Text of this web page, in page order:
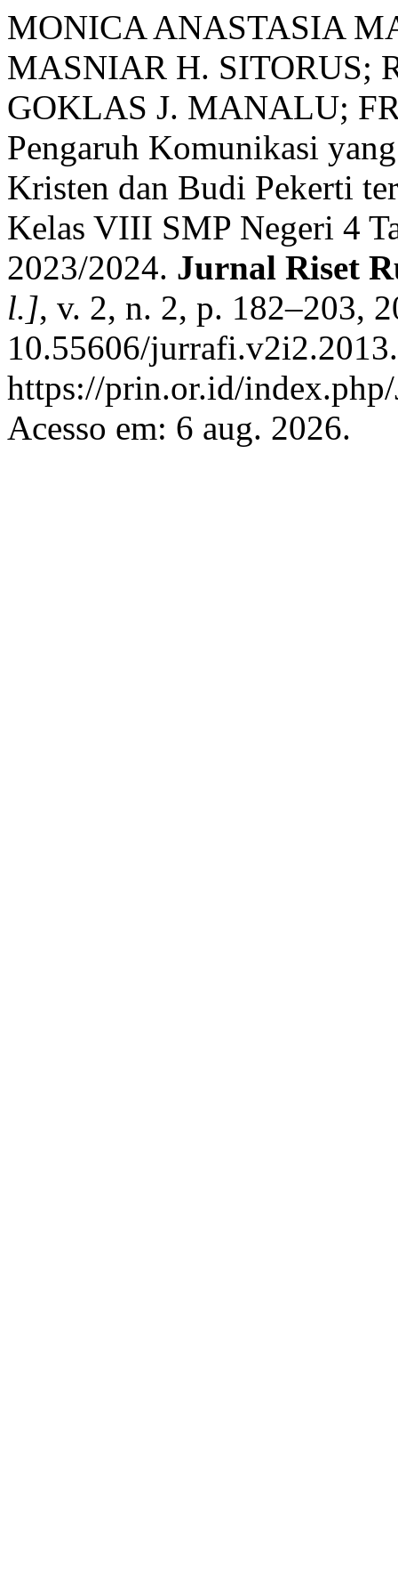
MONICA ANASTASIA
MASNIAR H. SITORUS;
GOKLAS J. MANALU;
Pengaruh Komunikasi
Kristen dan Budi Pekerti
Kelas VIII SMP Negeri 4
2023/2024. Jurnal Riset
l.], v. 2, n. 2, p. 182–203,
10.55606/
https://prin.or.id/
Acesso em: 6 aug. 2026.